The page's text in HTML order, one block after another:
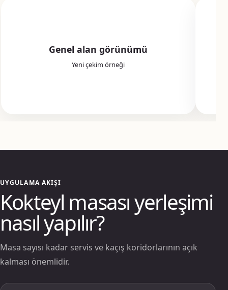
Genel alan görünümü
Yeni çekim örneği
UYGULAMA AKIŞI
Kokteyl masası yerleşimi
nasıl yapılır?
Masa sayısı kadar servis ve kaçış koridorlarının açık
kalması önemlidir.